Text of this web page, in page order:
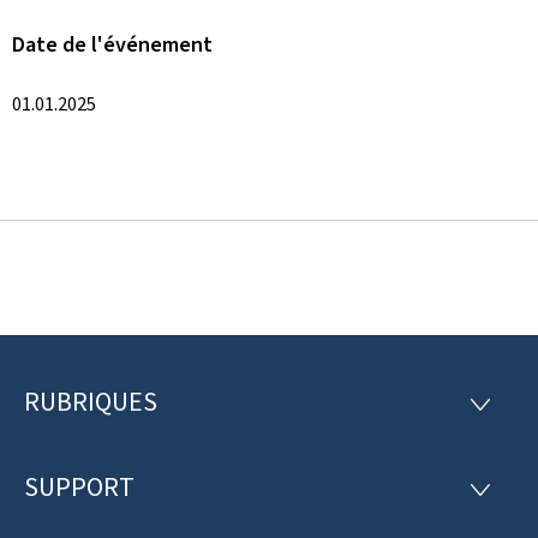
Date de l'événement
01.01.2025
P
e
RUBRIQUES
R
R
SUPPORT
S